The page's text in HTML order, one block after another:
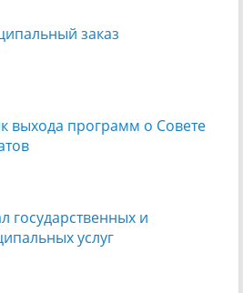
заказ
выхода программ о Cовете
государственных и
услуг